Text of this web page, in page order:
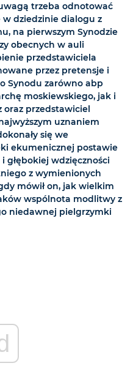
trzeba odnotować
w dziedzinie dialogu z
na pierwszym Synodzie
obecnych w auli
przedstawiciela
przez pretensje i
Synodu zarówno abp
moskiewskiego, jak i
oraz przedstawiciel
uznaniem
się we
ekumenicznej postawie
i głębokiej wdzięczności
z wymienionych
mówił on, jak wielkim
wspólnota modlitwy z
niedawnej pielgrzymki